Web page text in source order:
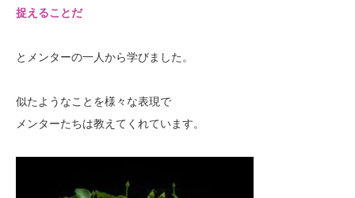
捉えることだ
とメンターの一人から学びました。
似たようなことを様々な表現で
メンターたちは教えてくれています。